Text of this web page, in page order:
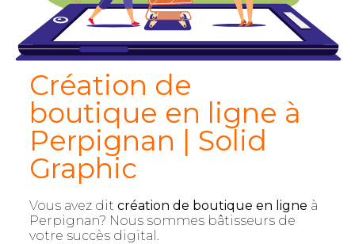
Création de
boutique en ligne à
Perpignan | Solid
Graphic
Vous avez dit création de boutique en ligne à
Perpignan? Nous sommes bâtisseurs de
votre succès digital.